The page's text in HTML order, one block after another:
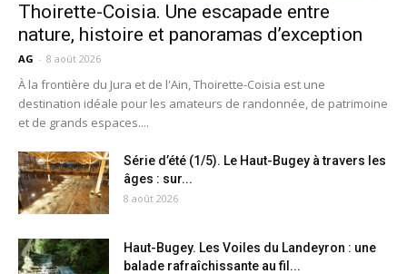
Thoirette-Coisia. Une escapade entre
nature, histoire et panoramas d’exception
AG - 8 août 2026
À la frontière du Jura et de l'Ain, Thoirette-Coisia est une
destination idéale pour les amateurs de randonnée, de patrimoine
et de grands espaces....
Série d’été (1/5). Le Haut-Bugey à travers les
âges : sur...
8 août 2026
Haut-Bugey. Les Voiles du Landeyron : une
balade rafraîchissante au fil...